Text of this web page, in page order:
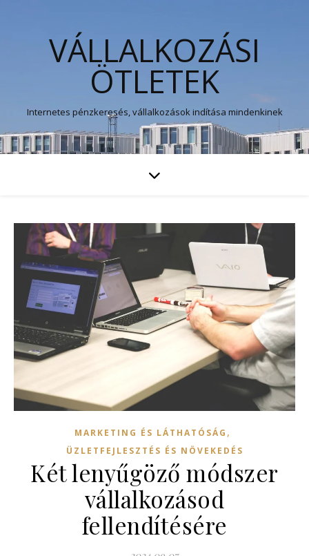
VÁLLALKOZÁSI
ÖTLETEK
Internetes pénzkeresés, vállalkozások indítása mindenkinek
MARKETING ÉS LÁTHATÓSÁG ,
ÜZLETFEJLESZTÉS ÉS NÖVEKEDÉS
Két lenyűgöző módszer
vállalkozásod
fellendítésére